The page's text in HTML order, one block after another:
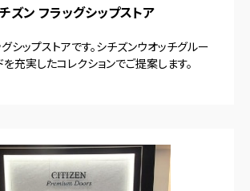
ズン フラッグシップストア
シップストアです。シチズンウオッチグルー
充実したコレクションでご提案します。